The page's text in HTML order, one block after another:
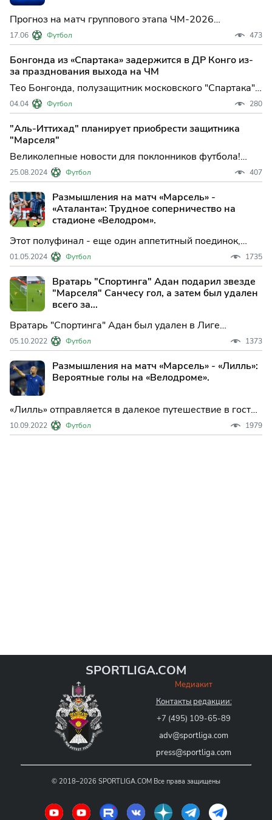
Прогноз на матч группового этапа ЧМ-2026
Португалия — ДР Конго. Анализ тактических моделей
Роберто Мартинеса и Себастьена Десабра, шестой
мундиаль Криштиану Роналду, статистика xG и
сценарий игры в Хьюстоне.
17.06 Футбол 473
Бонгонда из «Спартака» задержится в ДР Конго из-
за празднования выхода на ЧМ
Тео Бонгонда, полузащитник московского "Спартака"
и один из ключевых игроков сборной ДР Конго,
задержится с возвращением в расположение клуба
из-за масштабных празднований, связанных с
историческим выходом национальной команды на
чемпионат мира. Это
04.04 Футбол 280
"Аль-Иттихад" планирует приобрести защитника
"Марселя"
Великолепные новости для поклонников футбола!
Защитник Шансель Мбемба может скоро сменить
клубную прописку с «Марселя» на «Аль-Иттихад».
25.08.2024 Футбол 407
Размышления на матч «Марсель» -
«Аталанта»: Трудное соперничество на
стадионе «Велодром».
Этот полуфинал - еще один аппетитный поединок,
первый матч которого пройдет на марсельском
стадионе «Велодром» в четверг (22.00 мск.).
01.05.2024 Футбол 1735
Вратарь "Спортинга" Адан подарил звезде
"Марселя" Санчесу гол, а затем был удален
всего за...
Вратарь "Спортинга" Адан был удален в Лиге
чемпионов против "Марселя". Испанская звезда и его
товарищи по команде перешли от эйфории к отчаянию
за 23 минуты во Франции во вторник вечером.
Вратарь "Спортинга" Адан "подарил" Алексису
Санчесу гол
05.10.2022 Футбол 1373
Размышления на матч «Марсель» - «Лилль»:
Вероятные голы на «Велодроме».
«Лилль» отправляется в далекое путешествие в гости
к «Марселю» на субботнюю игру в «Лиге 1», и это
может стать классикой, поскольку обе стороны
10.09.2022 Футбол 1979
SPORTLIGA.COM
Медиакит
Контакты редакции:
+7 (495) 109-65-89
adv@sportliga.com
press@sportliga.com
© 2018–2026 SPORTLIGA.COM Все права защищены